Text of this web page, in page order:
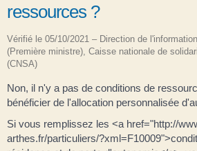
ressources ?
Vérifié le 05/10/2021 – Direction de
(Première ministre), Caisse nationale de
(CNSA)
Non, il n'y a pas de conditions de
bénéficier de l'allocation personnalisée
Si vous remplissez les <a href="http://
arthes.fr/particuliers/